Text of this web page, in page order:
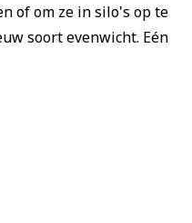
of om ze in silo's op te
soort evenwicht. Eén